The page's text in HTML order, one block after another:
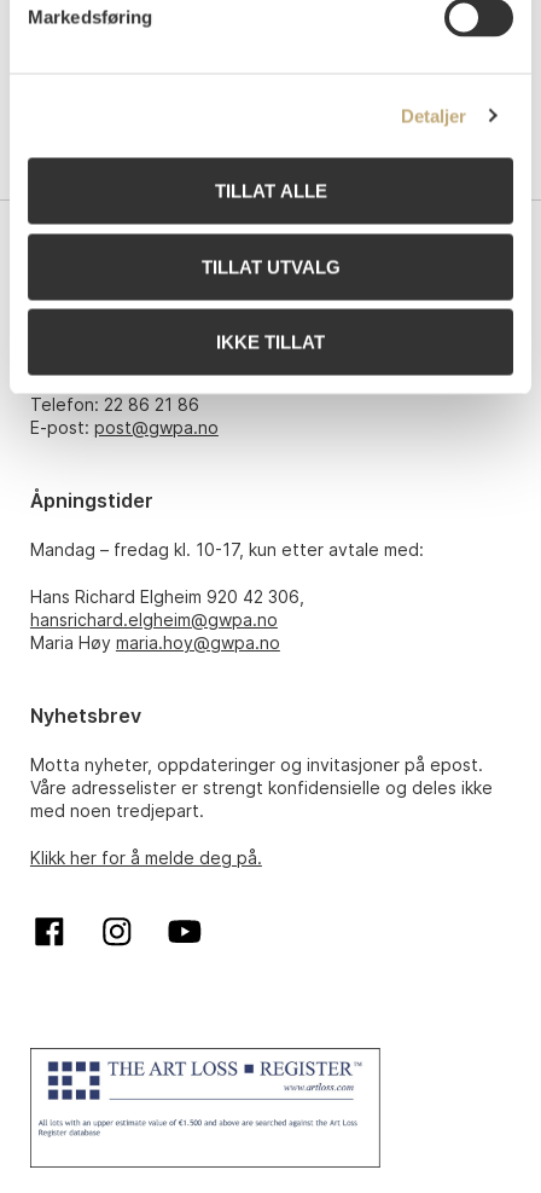
Markedsføring
Detaljer
TILLAT ALLE
TILLAT UTVALG
IKKE TILLAT
Grev Wedels Plass Auksjoner AS
Telefon: 22 86 21 86
E-post: post@gwpa.no
Åpningstider
Mandag – fredag kl. 10-17, kun etter avtale med:
Hans Richard Elgheim 920 42 306,
hansrichard.elgheim@gwpa.no
Maria Høy maria.hoy@gwpa.no
Nyhetsbrev
Motta nyheter, oppdateringer og invitasjoner på epost.
Våre adresselister er strengt konfidensielle og deles ikke
med noen tredjepart.
Klikk her for å melde deg på.